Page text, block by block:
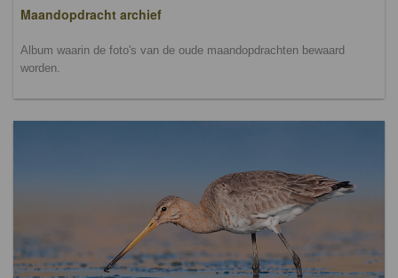
Maandopdracht archief
Album waarin de foto's van de oude maandopdrachten bewaard
worden.